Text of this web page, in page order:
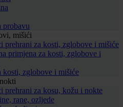
probavu
mišići
prehrani za kosti, zglobove i mišiće
primjena za kosti, zglobove i
kosti, zglobove i mišiće
prehrani za kosu, kožu i nokte
rane, ozljede